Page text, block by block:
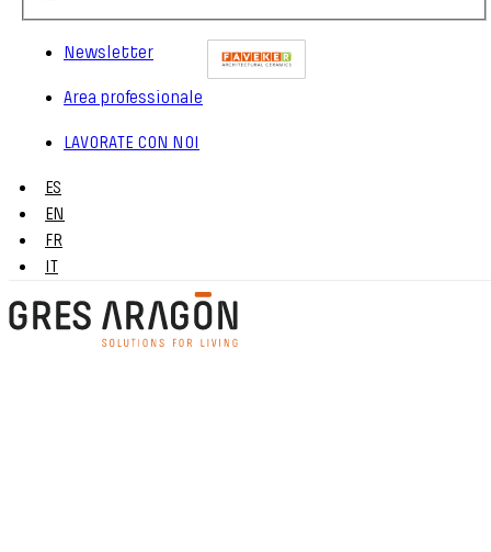
Newsletter
Area professionale
LAVORATE CON NOI
ES
EN
FR
IT